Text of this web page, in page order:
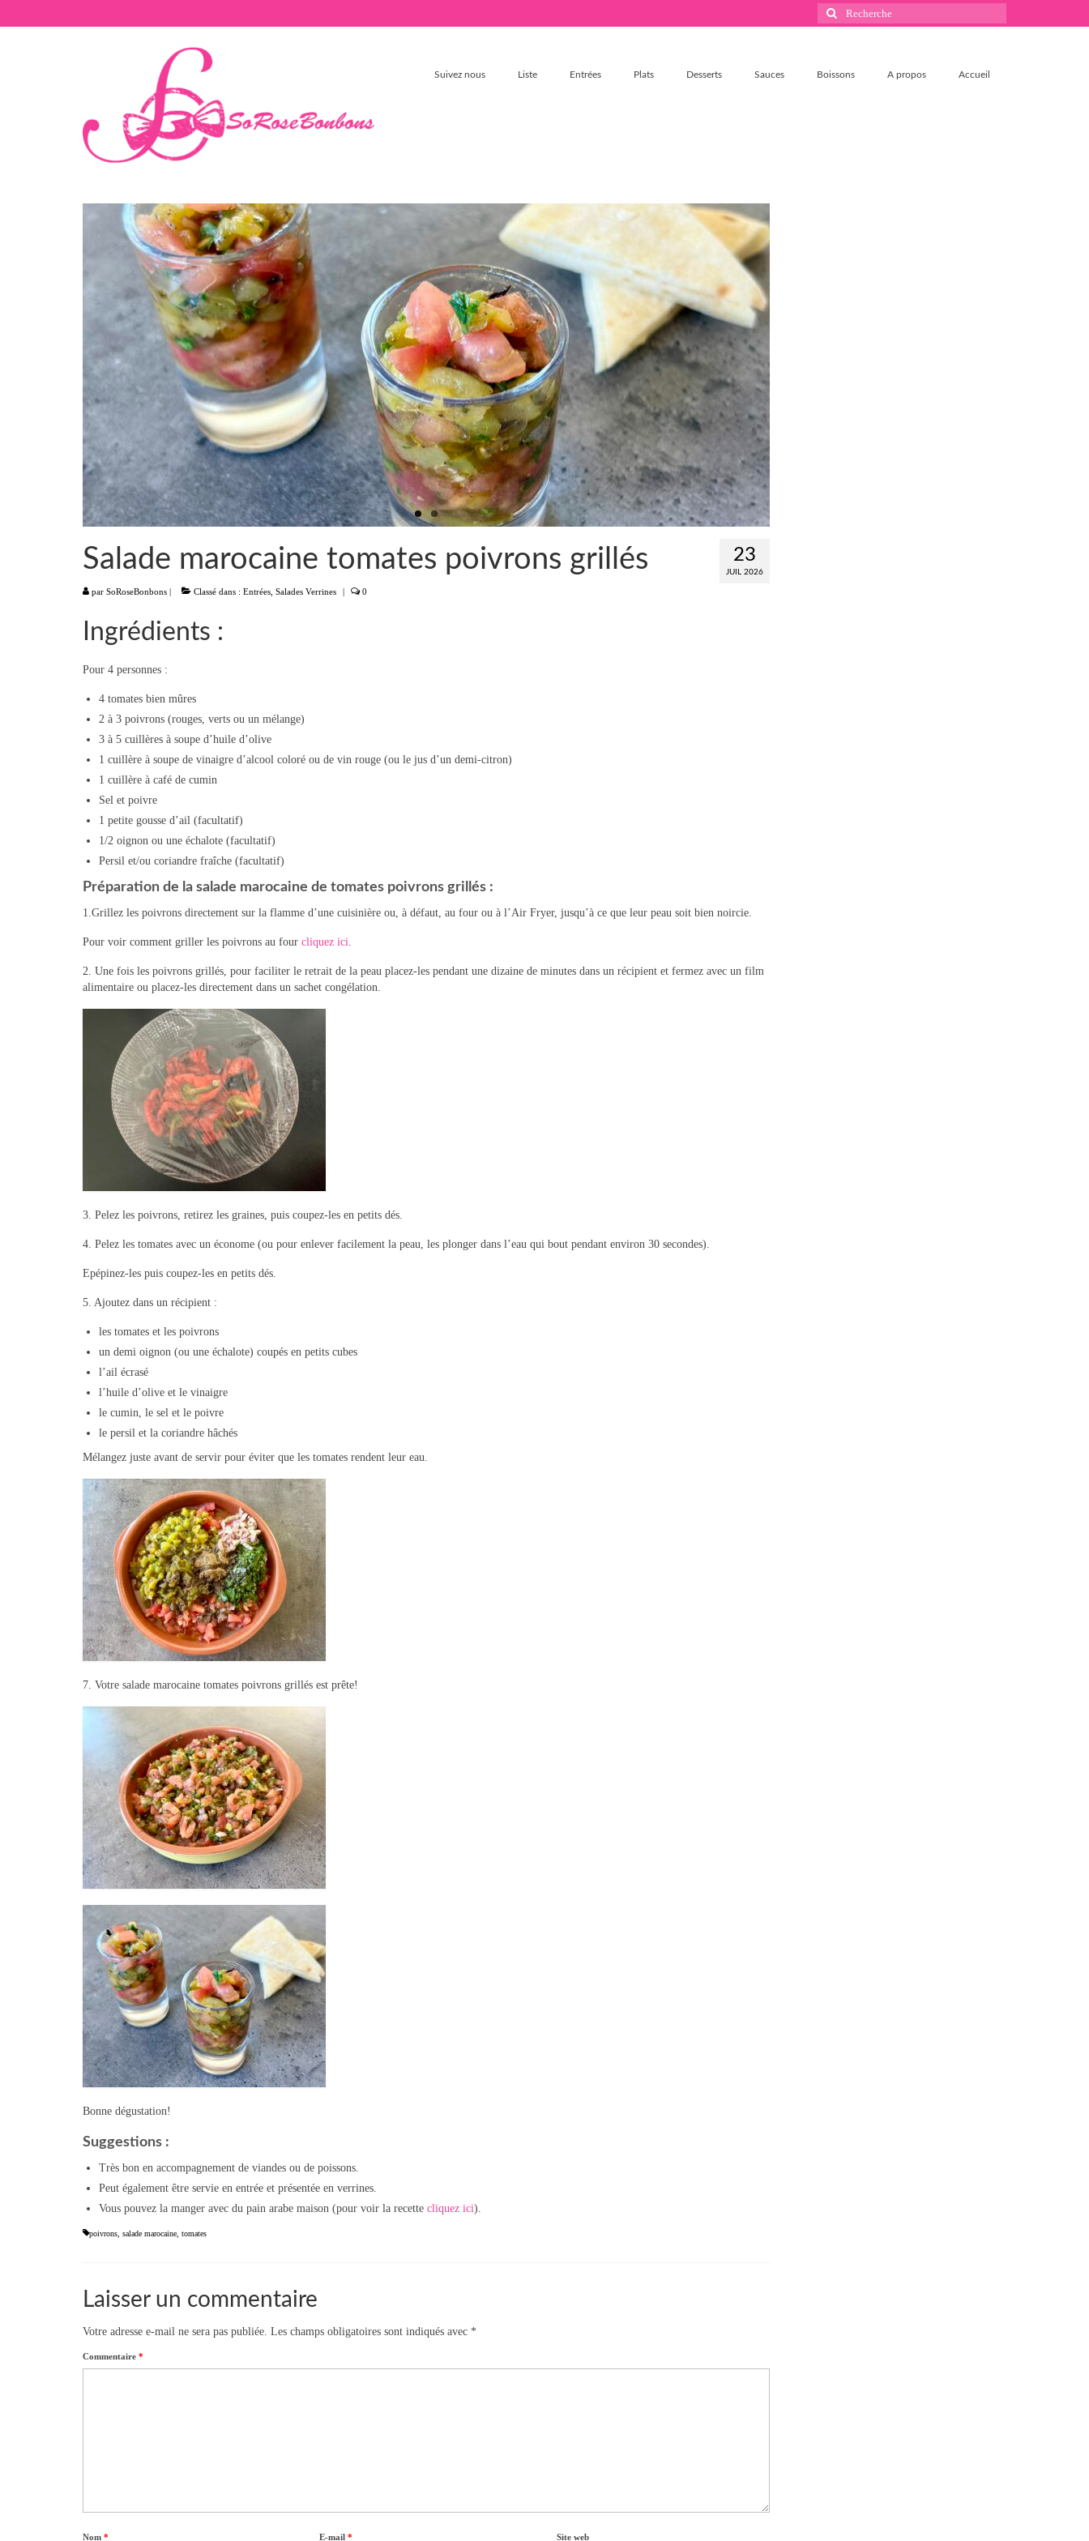
Rechercher
:
Suivez nous Liste Entrées Plats Desserts Sauces Boissons A propos Accueil
23
JUIL 2026
Salade marocaine tomates poivrons grillés
par SoRoseBonbons Classé dans : Entrées Salades Verrines 0
Ingrédients :
Pour 4 personnes :
4 tomates bien mûres
2 à 3 poivrons (rouges, verts ou un mélange)
3 à 5 cuillères à soupe d’huile d’olive
1 cuillère à soupe de vinaigre d’alcool coloré ou de vin rouge (ou le jus d’un demi-citron)
1 cuillère à café de cumin
Sel et poivre
1 petite gousse d’ail (facultatif)
1/2 oignon ou une échalote (facultatif)
Persil et/ou coriandre fraîche (facultatif)
Préparation de la salade marocaine de tomates poivrons grillés :
1.Grillez les poivrons directement sur la flamme d’une cuisinière ou, à défaut, au four ou à l’Air Fryer, jusqu’à ce que leur peau soit bien noircie.
Pour voir comment griller les poivrons au four cliquez ici.
2. Une fois les poivrons grillés, pour faciliter le retrait de la peau placez-les pendant une dizaine de minutes dans un récipient et fermez avec un film
alimentaire ou placez-les directement dans un sachet congélation.
3. Pelez les poivrons, retirez les graines, puis coupez-les en petits dés.
4. Pelez les tomates avec un économe (ou pour enlever facilement la peau, les plonger dans l’eau qui bout pendant environ 30 secondes).
Epépinez-les puis coupez-les en petits dés.
5. Ajoutez dans un récipient :
les tomates et les poivrons
un demi oignon (ou une échalote) coupés en petits cubes
l’ail écrasé
l’huile d’olive et le vinaigre
le cumin, le sel et le poivre
le persil et la coriandre hâchés
Mélangez juste avant de servir pour éviter que les tomates rendent leur eau.
7. Votre salade marocaine tomates poivrons grillés est prête!
Bonne dégustation!
Suggestions :
Très bon en accompagnement de viandes ou de poissons.
Peut également être servie en entrée et présentée en verrines.
Vous pouvez la manger avec du pain arabe maison (pour voir la recette cliquez ici).
poivrons, salade marocaine, tomates
Laisser un commentaire
Votre adresse e-mail ne sera pas publiée. Les champs obligatoires sont indiqués avec *
Commentaire *
Nom * E-mail* Site web